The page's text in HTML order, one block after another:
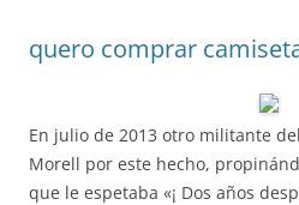
quero comprar
En julio de 2013 otro militante
Morell por este hecho,
que le espetaba «¡ Dos años